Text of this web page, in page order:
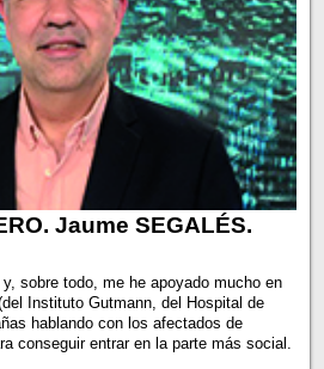
Jaume SEGALÉS.
sobre todo, me he apoyado mucho en
Instituto Gutmann, del Hospital de
hablando con los afectados de
conseguir entrar en la parte más social.